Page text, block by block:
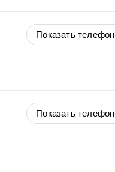
Показать телефон
Показать телефон